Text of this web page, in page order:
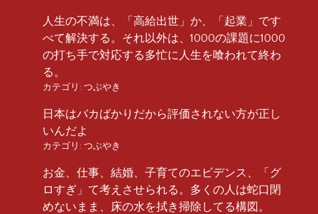
人生の不満は、「高給出世」か、「起業」です
べて解決する。それ以外は、1000の課題に1000
の打ち手で対応する多忙に人生を喰われて終わ
る。
カテゴリ: つぶやき
日本はバカばかりだから評価されない方が正し
いんだよ
カテゴリ: つぶやき
お金、仕事、結婚、子育てのエビデンス、「グ
ロすぎ」て考えさせられる。多くの人は蛇口閉
めないまま、床の水を拭き掃除してる構図。